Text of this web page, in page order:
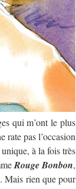
qui m’ont le plus
rate pas l’occasion
à la fois très
Rouge Bonbon,
Mais rien que pour